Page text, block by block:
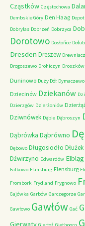
Cząstków Częstochowa
Dembskie Góry Den Haag Depot
Dobrylas Dobrzeń Dobrzyca
Dorotowo Dosłońce
Dresden Dreszew
Drogoszewo Drohiczyn Droszków
Duninowo Duży Dół Dymaczewo
Dziecinów Dziekanów
Dzierzgów Dzierżoniów
Dziwnówek Dąbie Dąbroszyn
Dąbrówka Dąbrówno
Dębowo Długosiodło Dłużek
Dźwirzyno Edwardów Elbląg
Falkowo Flansburg Flensburg
Frombork Frydland Frygnowo
Gajówka Garbów Garczegorze
Gawłowo Gawłów Gać
Gierwaty